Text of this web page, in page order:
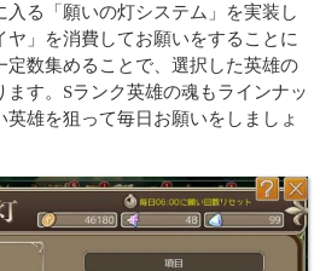
る「願いの灯システム」を実装し
ヤ」を消費してお願いをすることに
定数集めることで、選択した英雄の
す。Sランク英雄の魂もラインナッ
雄を狙って毎日お願いをしましょ